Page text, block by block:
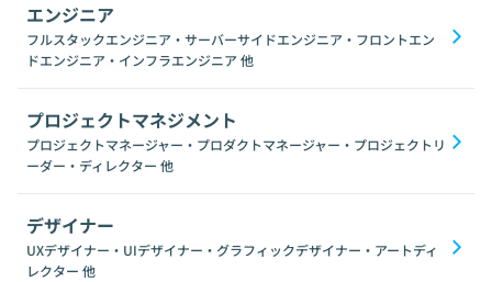
エンジニア
フルスタックエンジニア・サーバーサイドエンジニア・フロントエン
ドエンジニア・インフラエンジニア 他
プロジェクトマネジメント
プロジェクトマネージャー・プロダクトマネージャー・プロジェクトリ
ーダー・ディレクター 他
デザイナー
UXデザイナー・UIデザイナー・グラフィックデザイナー・アートディ
レクター 他